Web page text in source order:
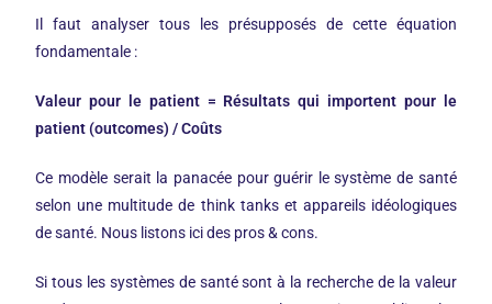
Il faut analyser tous les présupposés de cette équation
fondamentale :
Valeur pour le patient = Résultats qui importent pour le
patient (outcomes) /Coûts
Ce modèle serait la panacée pour guérir le système de santé
selon une multitude de think tanks et appareils idéologiques
de santé. Nous listons ici des pros & cons.
Si tous les systèmes de santé sont à la recherche de la valeur